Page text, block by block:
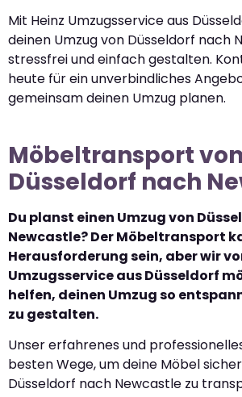
Mit Heinz Umzugsservice aus
deinen Umzug von Düsseldorf nach
stressfrei und einfach gestalten.
heute für ein unverbindliches
gemeinsam deinen Umzug planen.
Möbeltransport von
Düsseldorf nach
Du planst einen Umzug von
Newcastle? Der Möbeltransport
Herausforderung sein, aber wir
Umzugsservice aus Düsseldorf
helfen, deinen Umzug so
zu gestalten.
Unser erfahrenes und
besten Wege, um deine Möbel
Düsseldorf nach Newcastle zu